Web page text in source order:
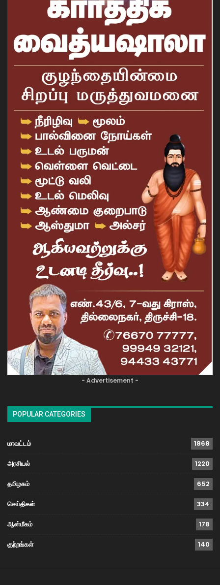
- Advertisement -
POPULAR CATEGORIES
மாவட்டம் 1868
அரசியல் 1220
தமிழகம் 652
செய்திகள் 334
ஆன்மீகம் 178
குற்றங்கள் 140